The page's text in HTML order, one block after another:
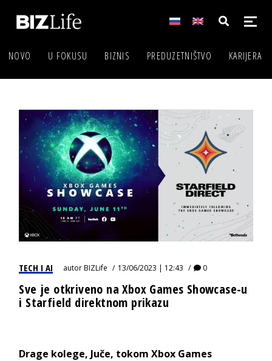
NOVO U FOKUSU BIZNIS PREDUZETNIŠTVO KARIJERA
TECH I AI autorBIZLife 13/06/2023 | 12:43 0
Sve je otkriveno na Xbox Games Showcase-u
i Starfield direktnom prikazu
Drage kolege, Juče, tokom Xbox Games